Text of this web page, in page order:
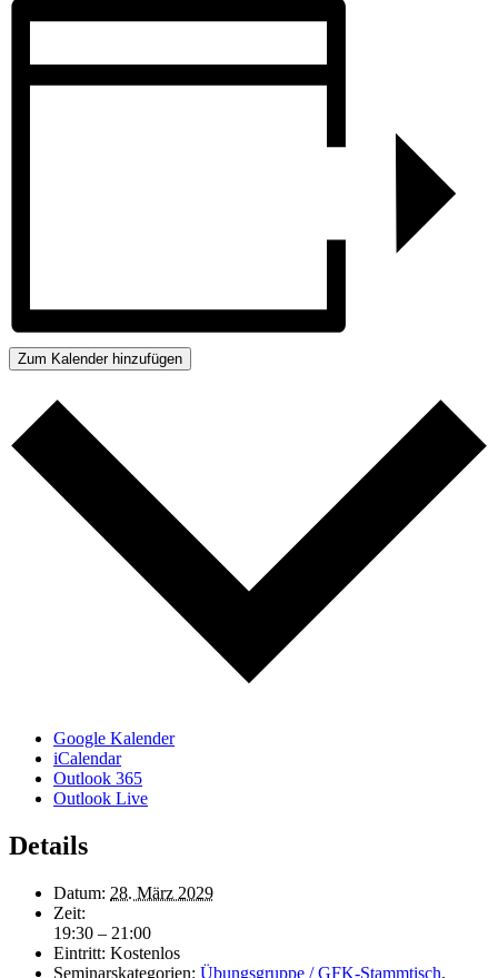
Zum Kalender hinzufügen
Google Kalender
iCalendar
Outlook 365
Outlook Live
Details
Datum: 28. März 2029
Zeit:
19:30 – 21:00
Eintritt: Kostenlos
Seminarskategorien: Übungsgruppe / GFK-Stammtisch,